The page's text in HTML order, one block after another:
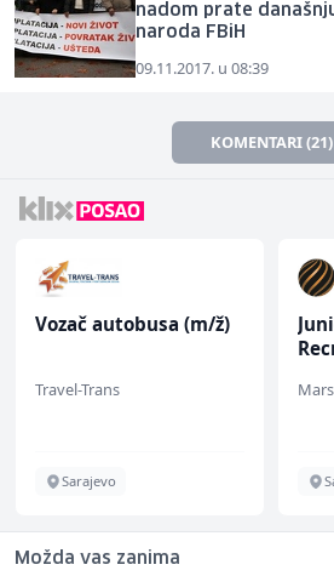
nadom prate
naroda FBiH
09.11.2017. u 08:39
KOMENTARI (21)
Vozač autobusa (m/ž)
Travel-Trans
Sarajevo
Možda vas zanima